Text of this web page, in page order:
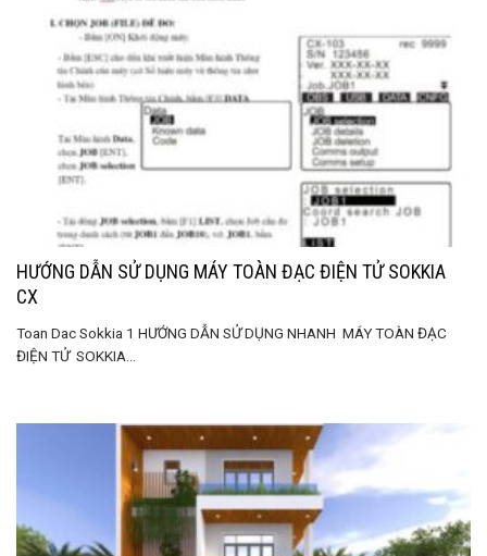
HƯỚNG DẪN SỬ DỤNG MÁY TOÀN ĐẠC ĐIỆN TỬ SOKKIA
CX
Toan Dac Sokkia 1 HƯỚNG DẪN SỬ DỤNG NHANH MÁY TOÀN ĐẠC
ĐIỆN TỬ SOKKIA...